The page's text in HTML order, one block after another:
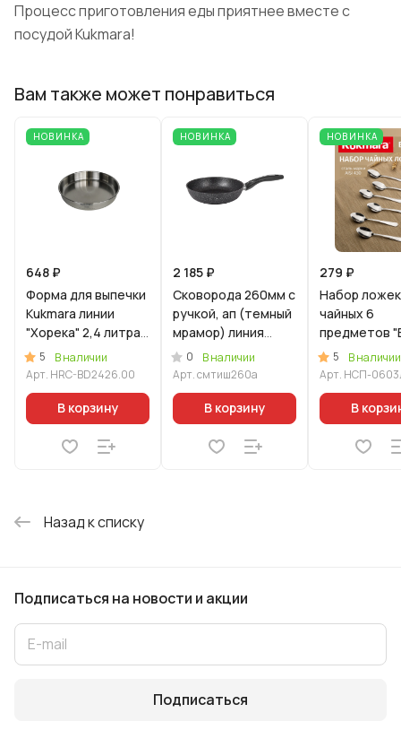
Процесс приготовления еды приятнее вместе с
посудой Kukmara!
Вам также может понравиться
НОВИНКА
648 ₽
Форма для выпечки
Kukmara линии
"Хорека" 2,4 литра,
диаметром 26см
5
В наличии
Арт. HRC-BD2426.00
В корзину
НОВИНКА
2 185 ₽
Сковорода 260мм с
ручкой, ап (темный
мрамор) линия
"Мраморная
Индукционная"
0
В наличии
Арт.смтиш260а
В корзину
НОВИНКА
279 ₽
Набор ложек
чайных 6
предметов
(М03) в
5
В наличии
Арт. НСП-
В
Назад к списку
Подписаться на новости и акции
Подписаться